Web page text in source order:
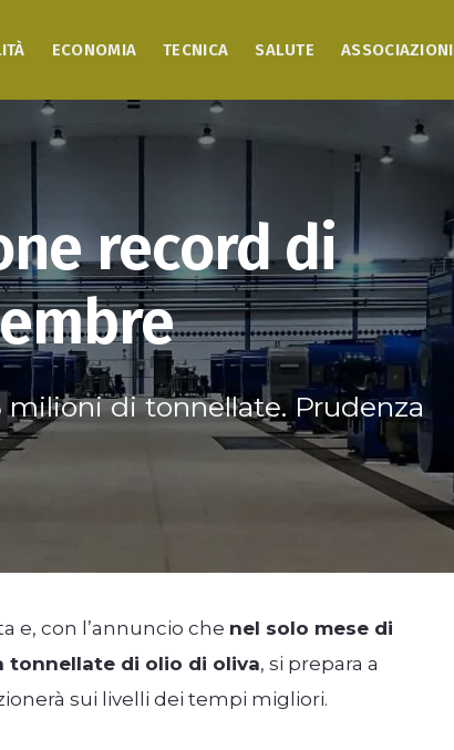
ECONOMIA TECNICA SALUTE ASSOCIAZIONI
record di
milioni di tonnellate. Prudenza
e, con l’annuncio che nel solo mese di
tonnellate di olio di oliva, si prepara a
sui livelli dei tempi migliori.